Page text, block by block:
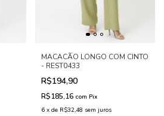
MACACÃO LONGO COM CINTO
- REST0433
R$194,90
R$185,16 com Pix
6 x de R$32,48 sem juros